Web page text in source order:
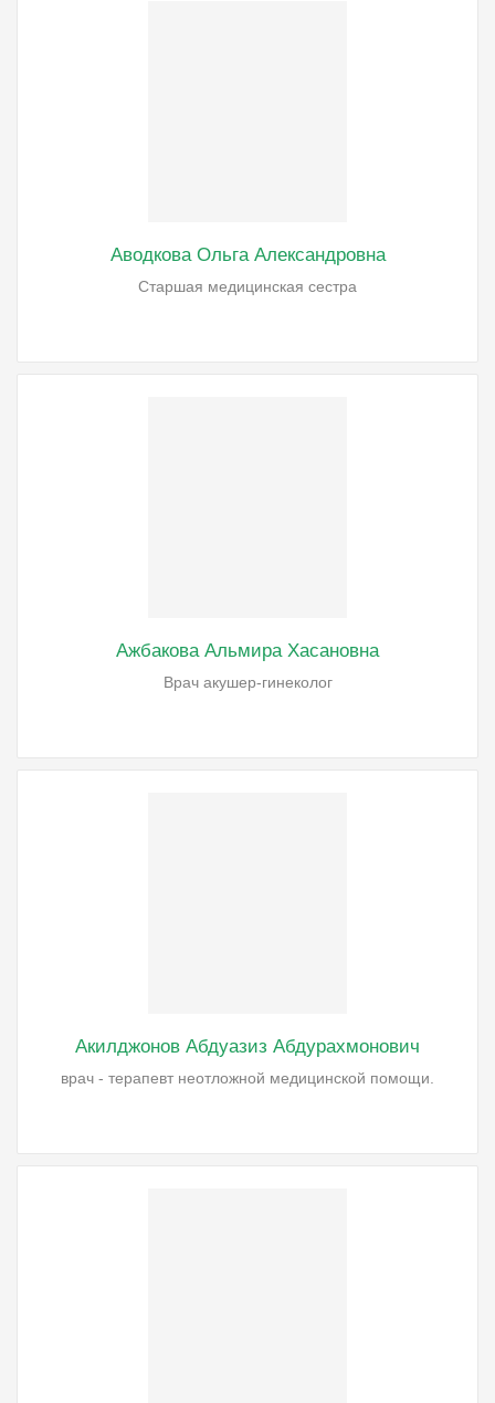
Аводкова Ольга Александровна
Старшая медицинская сестра
Ажбакова Альмира Хасановна
Врач акушер-гинеколог
Акилджонов Абдуазиз Абдурахмонович
врач - терапевт неотложной медицинской помощи.